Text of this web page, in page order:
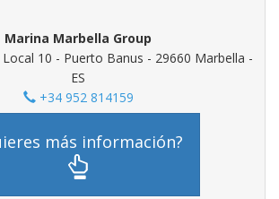
Marina Marbella Group
10 - Puerto Banus - 29660 Marbella -
ES
+34 952 814159
más información?